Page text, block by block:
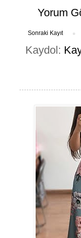
Yorum
Sonraki Kayıt
Kaydol: